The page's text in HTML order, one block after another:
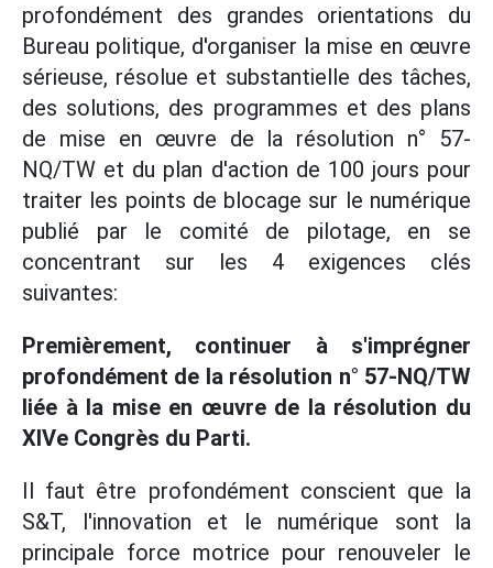
profondément des grandes orientations du
Bureau politique, d'organiser la mise en œuvre
sérieuse, résolue et substantielle des tâches,
des solutions, des programmes et des plans
de mise en œuvre de la résolution n° 57-
NQ/TW et du plan d'action de 100 jours pour
traiter les points de blocage sur le numérique
publié par le comité de pilotage, en se
concentrant sur les 4 exigences clés
suivantes:
Premièrement, continuer à s'imprégner
profondément de la résolution n° 57-NQ/TW
liée à la mise en œuvre de la résolution du
XIVe Congrès du Parti.
Il faut être profondément conscient que la
S&T, l'innovation et le numérique sont la
principale force motrice pour renouveler le